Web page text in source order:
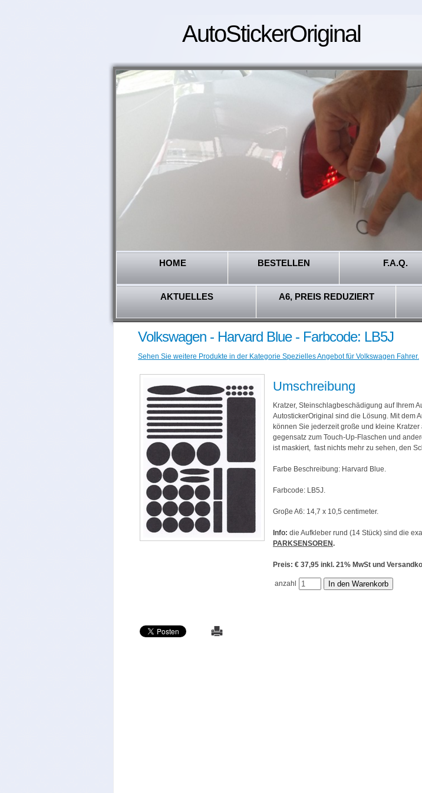
AutoStickerOriginal
HOME BESTELLEN F.A.Q.
AKTUELLES A6, PREIS REDUZIERT
Volkswagen - Harvard Blue - Farbcode: LB5J
Sehen Sie weitere Produkte in der Kategorie Spezielles Angebot für Volkswagen Fahrer.
Umschreibung
Kratzer, Steinschlagbeschädigung auf Ihrem
AutostickerOriginal sind die Lösung. Mit dem
können Sie jederzeit große und kleine Kratzer
gegensatz zum Touch-Up-Flaschen und
ist maskiert, fast nichts mehr zu sehen, den
Farbe Beschreibung: Harvard Blue.
Farbcode: LB5J.
Groβe A6: 14,7 x 10,5 centimeter.
Info: die Aufkleber rund (14 Stück) sind die
PARKSENSOREN.
Preis: € 37,95 inkl. 21% MwSt und
anzahl